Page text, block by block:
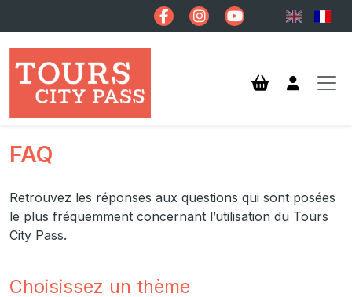
Aller au contenu principal
FAQ
Retrouvez les réponses aux questions qui sont posées
le plus fréquemment concernant l’utilisation du Tours
City Pass.
Choisissez un thème